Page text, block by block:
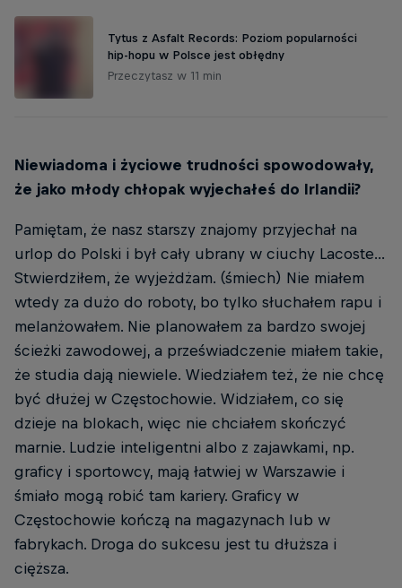
Tytus z Asfalt Records: Poziom popularności
hip-hopu w Polsce jest obłędny
Przeczytasz w 11 min
Niewiadoma i życiowe trudności spowodowały,
że jako młody chłopak wyjechałeś do Irlandii?
Pamiętam, że nasz starszy znajomy przyjechał na
urlop do Polski i był cały ubrany w ciuchy Lacoste...
Stwierdziłem, że wyjeżdżam. (śmiech) Nie miałem
wtedy za dużo do roboty, bo tylko słuchałem rapu i
melanżowałem. Nie planowałem za bardzo swojej
ścieżki zawodowej, a przeświadczenie miałem takie,
że studia dają niewiele. Wiedziałem też, że nie chcę
być dłużej w Częstochowie. Widziałem, co się
dzieje na blokach, więc nie chciałem skończyć
marnie. Ludzie inteligentni albo z zajawkami, np.
graficy i sportowcy, mają łatwiej w Warszawie i
śmiało mogą robić tam kariery. Graficy w
Częstochowie kończą na magazynach lub w
fabrykach. Droga do sukcesu jest tu dłuższa i
cięższa.